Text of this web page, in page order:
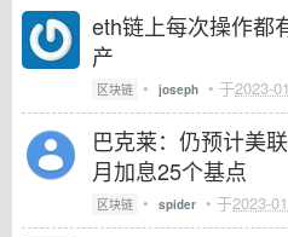
eth链上每次操作都
产
区块链 • joseph • 于2023-
巴克莱：仍预计美
月加息25个基点
区块链 • spider • 于2023-